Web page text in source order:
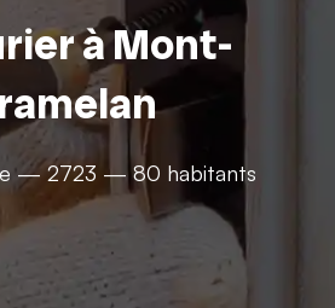
à Mont-
— 2723 — 80 habitants